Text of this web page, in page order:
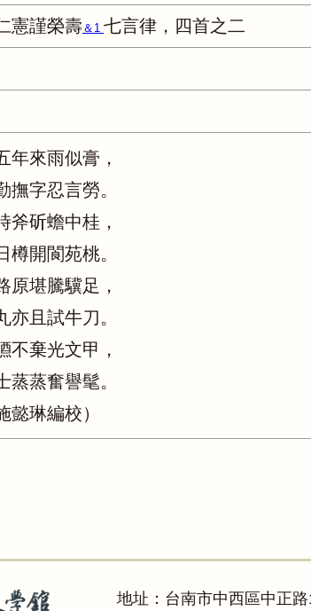
憲謹榮壽＆1 七言律，四首之二
年來雨似膏，
撫字忍言勞。
斧斫蟾中桂，
樽開閬苑桃。
原堪騰驥足，
亦且試牛刀。
不棄光文甲，
蒸蒸奮譽髦。
懿琳編校）
地址：台南市中西區中正